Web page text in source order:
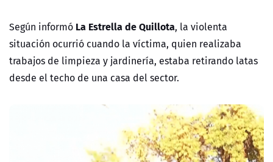
Según informó La Estrella de Quillota, la violenta
situación ocurrió cuando la víctima, quien realizaba
trabajos de limpieza y jardinería, estaba retirando latas
desde el techo de una casa del sector.